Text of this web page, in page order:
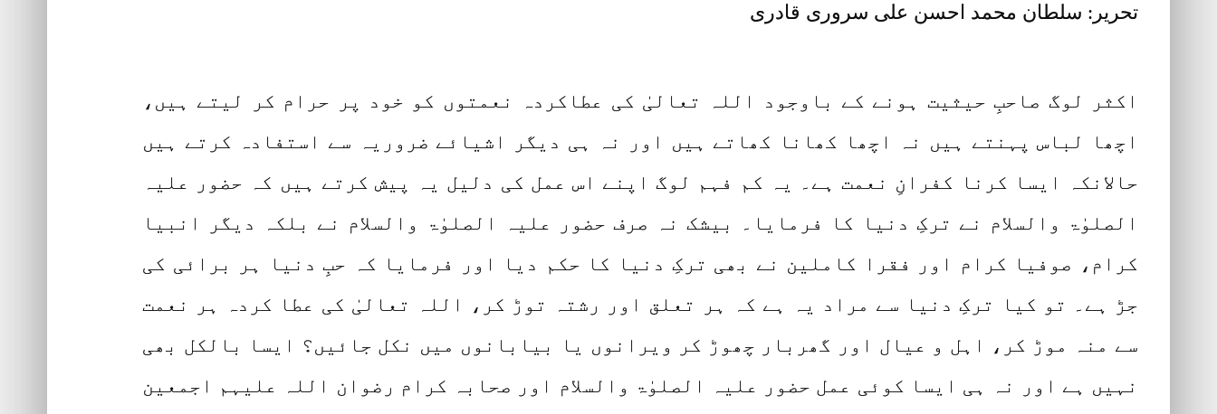
تحریر: سلطان محمد احسن علی سروری قادری
اکثر لوگ صاحبِ حیثیت ہونے کے باوجود اللہ تعالیٰ کی عطاکردہ نعمتوں کو خود پر حرام کر لیتے ہیں،
اچھا لباس پہنتے ہیں نہ اچھا کھانا کھاتے ہیں اور نہ ہی دیگر اشیائے ضروریہ سے استفادہ کرتے ہیں
حالانکہ ایسا کرنا کفرانِ نعمت ہے۔ یہ کم فہم لوگ اپنے اس عمل کی دلیل یہ پیش کرتے ہیں کہ حضور علیہ
الصلوٰۃ والسلام نے ترکِ دنیا کا فرمایا۔ بیشک نہ صرف حضور علیہ الصلوٰۃ والسلام نے بلکہ دیگر انبیا
کرام، صوفیا کرام اور فقرا کاملین نے بھی ترکِ دنیا کا حکم دیا اور فرمایا کہ حبِ دنیا ہر برائی کی
جڑ ہے۔ تو کیا ترکِ دنیا سے مراد یہ ہے کہ ہر تعلق اور رشتہ توڑ کر، اللہ تعالیٰ کی عطا کردہ ہر نعمت
سے منہ موڑ کر، اہل و عیال اور گھربار چھوڑ کر ویرانوں یا بیابانوں میں نکل جائیں؟ ایسا بالکل بھی
نہیں ہے اور نہ ہی ایسا کوئی عمل حضور علیہ الصلوٰۃ والسلام اور صحابہ کرام رضوان اللہ علیہم اجمعین